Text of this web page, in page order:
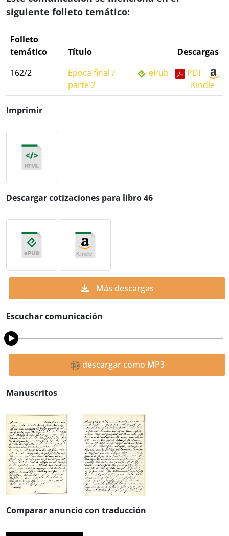
siguiente folleto temático:
Folleto
temático
Título
Descargas
162/2
Época final /
parte 2
ePub
PDF
Kindle
Imprimir
Descargar cotizaciones para libro 46
Más descargas
Escuchar comunicación
descargar como MP3
Manuscritos
Comparar anuncio con traducción